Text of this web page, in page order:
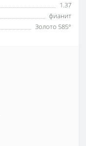
1.37
фианит
Золото 585°